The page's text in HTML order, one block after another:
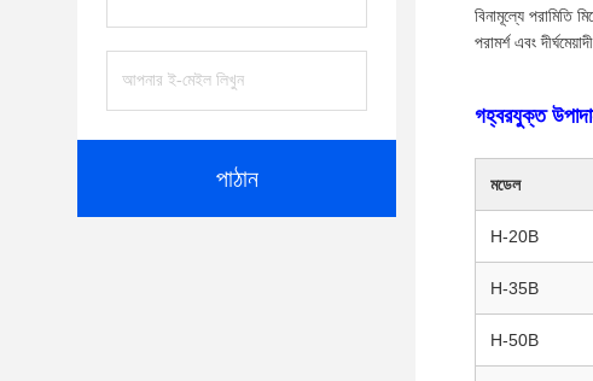
পাঠান
বিনামূল্যে পরামিতি
পরামর্শ এবং
গহ্বরযুক্ত
মডেল
H-20B
H-35B
H-50B